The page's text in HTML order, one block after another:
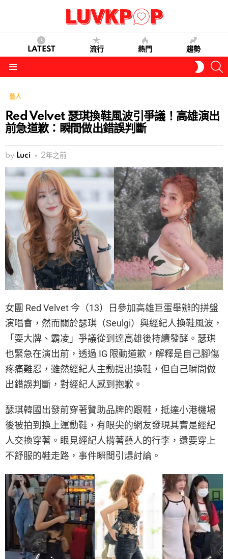
LATEST 流行 熱門 趨勢
SKIN
藝人
Red Velvet 瑟琪換鞋風波引爭議！高雄演出
前急道歉：瞬間做出錯誤判斷
by Luci 2年之前
女團 Red Velvet 今（13）日參加高雄巨蛋舉辦的拼盤
演唱會，然而關於瑟琪（Seulgi）與經紀人換鞋風波，
「耍大牌、霸凌」爭議從到達高雄後持續發酵。瑟琪
也緊急在演出前，透過 IG 限動道歉，解釋是自己腳傷
疼痛難忍，雖然經紀人主動提出換鞋，但自己瞬間做
出錯誤判斷，對經紀人感到抱歉。
瑟琪韓國出發前穿著贊助品牌的跟鞋，抵達小港機場
後被拍到換上運動鞋，有眼尖的網友發現其實是經紀
人交換穿著。眼見經紀人揹著藝人的行李，還要穿上
不舒服的鞋走路，事件瞬間引爆討論。